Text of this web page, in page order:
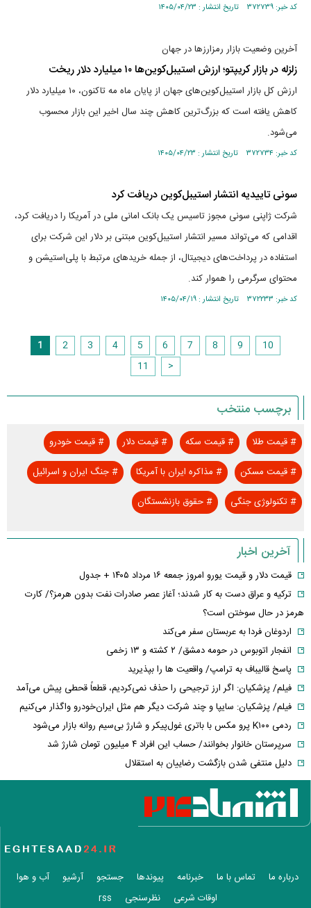
کد خبر: ۳۷۲۷۳۹ تاریخ انتشار : ۱۴۰۵/۰۴/۲۳
آخرین وضعیت بازار رمزارزها در جهان
زلزله در بازار کریپتو؛ ارزش استیبل‌کوین‌ها ۱۰ میلیارد دلار ریخت
ارزش کل بازار استیبل‌کوین‌های جهان از پایان ماه مه تاکنون، ۱۰ میلیارد دلار
کاهش یافته است که بزرگ‌ترین کاهش چند سال اخیر این بازار محسوب
می‌شود.
کد خبر: ۳۷۲۷۳۴ تاریخ انتشار : ۱۴۰۵/۰۴/۲۳
سونی تاییدیه انتشار استیبل‌کوین دریافت کرد
شرکت ژاپنی سونی مجوز تاسیس یک بانک امانی ملی در آمریکا را دریافت کرد،
اقدامی که می‌تواند مسیر انتشار استیبل‌کوین مبتنی بر دلار این شرکت برای
استفاده در پرداخت‌های دیجیتال، از جمله خریدهای مرتبط با پلی‌استیشن و
محتوای سرگرمی را هموار کند.
کد خبر: ۳۷۲۲۳۳ تاریخ انتشار : ۱۴۰۵/۰۴/۱۹
1 2 3 4 5 6 7 8 9
10
11
>
برچسب منتخب
#قیمت طلا #قیمت سکه #قیمت دلار #قیمت خودرو
#قیمت مسکن # مذاکره ایران با آمریکا #جنگ ایران و اسرائیل
#تکنولوژی جنگی #حقوق بازنشستگان
آخرین اخبار
قیمت دلار و قیمت یورو امروز جمعه ۱۶ مرداد ۱۴۰۵ + جدول
ترکیه و عراق دست به کار شدند؛ آغاز عصر صادرات نفت بدون هرمز؟/ کارت
هرمز در حال سوختن است؟
اردوغان فردا به عربستان سفر می‌کند
انفجار اتوبوس در حومه دمشق/ ۲ کشته و ۱۳ زخمی
پاسخ قالیباف به ترامپ/ واقعیت ها را بپذیرید
فیلم/ پزشکیان: اگر ارز ترجیحی را حذف نمی‌کردیم، قطعاً قحطی پیش می‌آمد
فیلم/ پزشکیان: سایپا و چند شرکت دیگر هم مثل ایران‌خودرو واگذار می‌کنیم
ردمی K۱۰۰ پرو مکس با باتری غول‌پیکر و شارژ بی‌سیم روانه بازار می‌شود
سرپرستان خانوار بخوانند/ حساب این افراد ۴ میلیون تومان شارژ شد
دلیل منتفی شدن بازگشت رضاییان به استقلال
درباره ما تماس با ما خبرنامه پیوندها جستجو آرشیو
آب و هوا
اوقات شرعی
نظرسنجی rss